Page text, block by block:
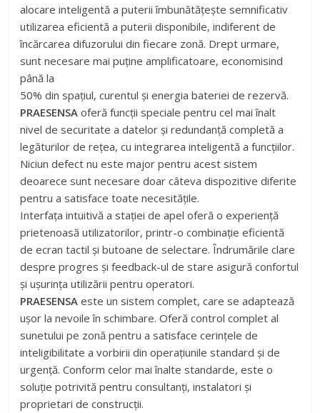
alocare inteligentă a puterii îmbunătățește semnificativ
utilizarea eficientă a puterii disponibile, indiferent de
încărcarea difuzorului din fiecare zonă. Drept urmare,
sunt necesare mai puține amplificatoare, economisind
până la
50% din spațiul, curentul și energia bateriei de rezervă.
PRAESENSA oferă funcții speciale pentru cel mai înalt
nivel de securitate a datelor și redundanță completă a
legăturilor de rețea, cu integrarea inteligentă a funcțiilor.
Niciun defect nu este major pentru acest sistem
deoarece sunt necesare doar câteva dispozitive diferite
pentru a satisface toate necesitățile.
Interfața intuitivă a stației de apel oferă o experiență
prietenoasă utilizatorilor, printr-o combinație eficientă
de ecran tactil și butoane de selectare. Îndrumările clare
despre progres și feedback-ul de stare asigură confortul
și ușurința utilizării pentru operatori.
PRAESENSA este un sistem complet, care se adaptează
ușor la nevoile în schimbare. Oferă control complet al
sunetului pe zonă pentru a satisface cerințele de
inteligibilitate a vorbirii din operațiunile standard și de
urgență. Conform celor mai înalte standarde, este o
soluție potrivită pentru consultanți, instalatori și
proprietari de construcții.